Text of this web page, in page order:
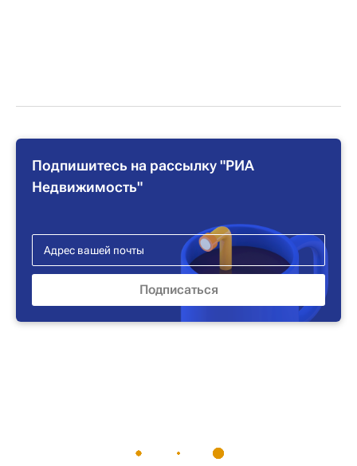
Подпишитесь на рассылку "РИА
Недвижимость"